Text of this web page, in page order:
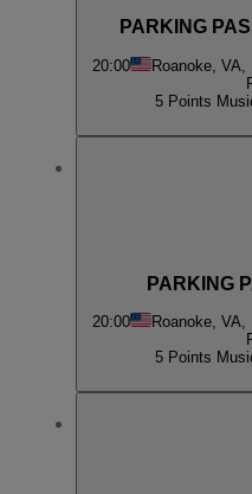
PARKING
20:00 Roanoke, VA,
5 Points
PARKING
20:00 Roanoke, VA,
5 Points